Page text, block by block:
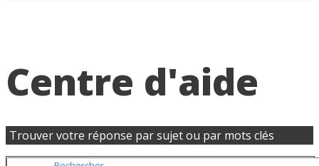
Centre d'aide
Trouver votre réponse par sujet ou par mots clés